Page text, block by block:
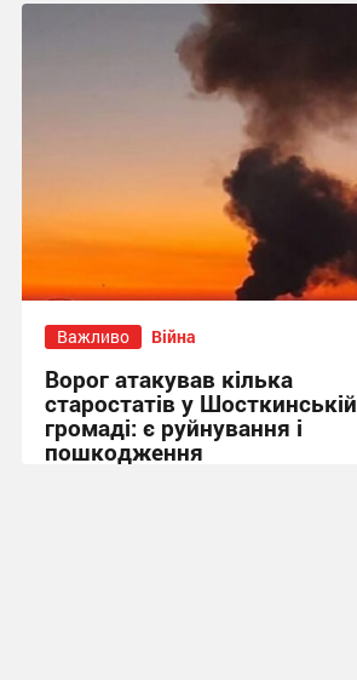
Важливо Війна
Ворог атакував кілька
старостатів у Шосткинській
громаді: є руйнування і
пошкодження